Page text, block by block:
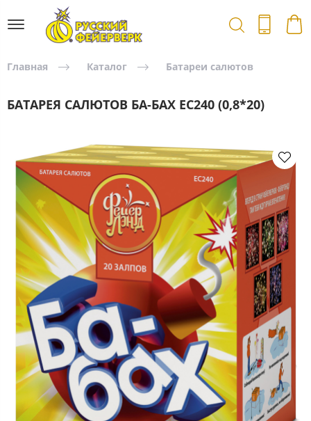
Главная Каталог Батареи салютов
БАТАРЕЯ САЛЮТОВ БА-БАХ ЕС240 (0,8*20)